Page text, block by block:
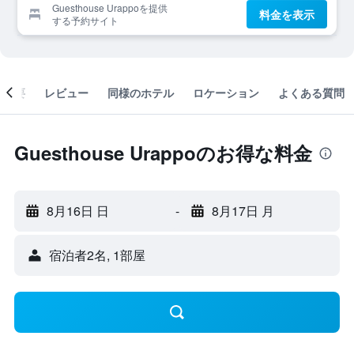
Guesthouse Urappoを提供
する予約サイト
料金を表示
概要 レビュー 同様のホテル ロケーション よくある質問
Guesthouse Urappoのお得な料金
8月16日 日 - 8月17日 月
宿泊者2名, 1​部屋